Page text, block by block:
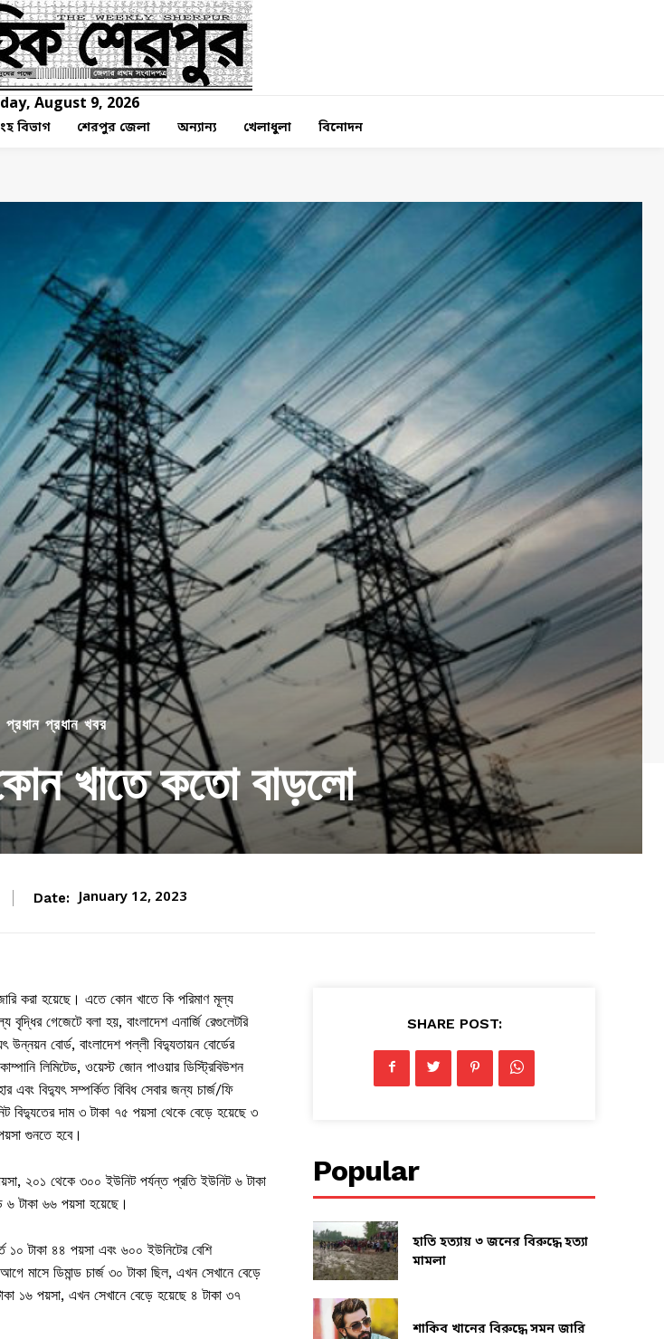
August 9, 2026
বিভাগ শেরপুর জেলা অন্যান্য খেলাধুলা বিনোদন
প্রধান প্রধান খবর
খাতে কতো বাড়লো
Date: January 12, 2023
করা হয়েছে। এতে কোন খাতে কি পরিমাণ মূল্য
গেজেটে বলা হয়, বাংলাদেশ এনার্জি রেগুলেটরি
বোর্ড, বাংলাদেশ পল্লী বিদ্যুতায়ন বোর্ডের
লিমিটেড, ওয়েস্ট জোন পাওয়ার ডিস্ট্রিবিউশন
এবং বিদ্যুৎ সম্পর্কিত বিবিধ সেবার জন্য চার্জ/ফি
বিদ্যুতের দাম ৩ টাকা ৭৫ পয়সা থেকে বেড়ে হয়েছে ৩
গুনতে হবে।
২০১ থেকে ৩০০ ইউনিট পর্যন্ত প্রতি ইউনিট ৬ টাকা
টাকা ৬৬ পয়সা হয়েছে।
১০ টাকা ৪৪ পয়সা এবং ৬০০ ইউনিটের বেশি
মাসে ডিমান্ড চার্জ ৩০ টাকা ছিল, এখন সেখানে বেড়ে
১৬ পয়সা, এখন সেখানে বেড়ে হয়েছে ৪ টাকা ৩৭
SHARE POST:
Popular
হাতি হত্যায় ৩ জনের বিরুদ্ধে হত্যা
মামলা
শাকিব খানের বিরুদ্ধে সমন জারি